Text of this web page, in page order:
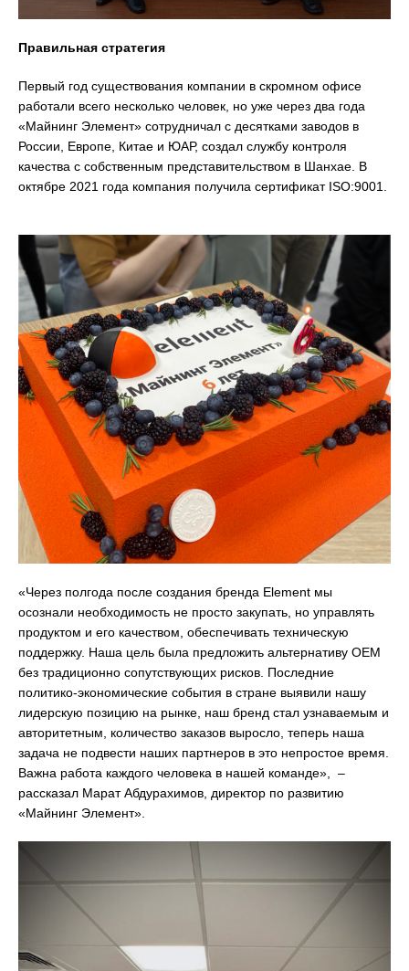
Правильная стратегия
Первый год существования компании в скромном офисе
работали всего несколько человек, но уже через два года
«Майнинг Элемент» сотрудничал с десятками заводов в
России, Европе, Китае и ЮАР, создал службу контроля
качества с собственным представительством в Шанхае. В
октябре 2021 года компания получила сертификат ISO:9001.
«Через полгода после создания бренда Element мы
осознали необходимость не просто закупать, но управлять
продуктом и его качеством, обеспечивать техническую
поддержку. Наша цель была предложить альтернативу OEM
без традиционно сопутствующих рисков. Последние
политико-экономические события в стране выявили нашу
лидерскую позицию на рынке, наш бренд стал узнаваемым и
авторитетным, количество заказов выросло, теперь наша
задача не подвести наших партнеров в это непростое время.
Важна работа каждого человека в нашей команде», –
рассказал Марат Абдурахимов, директор по развитию
«Майнинг Элемент».